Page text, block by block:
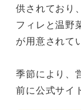
供されており
フィレと温野
が用意されて
季節により、
前に公式サイ